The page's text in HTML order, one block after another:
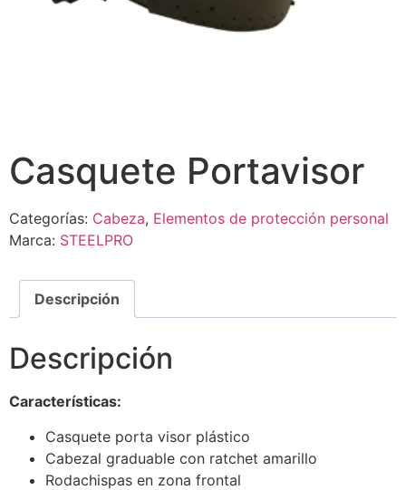
Casquete Portavisor
Categorías: Cabeza, Elementos de protección personal
Marca: STEELPRO
Descripción
Descripción
Características:
Casquete porta visor plástico
Cabezal graduable con ratchet amarillo
Rodachispas en zona frontal